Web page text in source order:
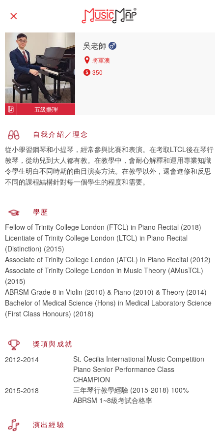
五級樂理
吳老師
將軍澳
350
自我介紹／理念
從小學習鋼琴和小提琴，經常參與比賽和表演。在考取LTCL後在琴行
教琴，從幼兒到大人都有教。在教學中，會耐心解釋和運用專業知識
令學生明白不同時期的曲目演奏方法。在教學以外，還會進修和反思
不同的課程結構針對每一個學生的程度和需要。
學歷
Fellow of Trinity College London (FTCL) in Piano Recital (2018)
Licentiate of Trinity College London (LTCL) in Piano Recital
(Distinction) (2015)
Associate of Trinity College London (ATCL) in Piano Recital (2012)
Associate of Trinity College London in Music Theory (AMusTCL)
(2015)
ABRSM Grade 8 in Violin (2010) & Piano (2010) & Theory (2014)
Bachelor of Medical Science (Hons) in Medical Laboratory Science
(First Class Honours) (2018)
獎項與成就
2012-2014
St. Cecilia International Music Competition
Piano Senior Performance Class
CHAMPION
2015-2018
三年琴行教學經驗 (2015-2018) 100%
ABRSM 1~8級考試合格率
演出經驗